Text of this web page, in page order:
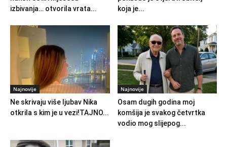
izbivanja… otvorila vrata...
koja je...
Najnovije
Ne skrivaju više ljubav Nika
otkrila s kim je u vezi!TAJNO...
Najnovije
Osam dugih godina moj
komšija je svakog četvrtka
vodio mog slijepog...